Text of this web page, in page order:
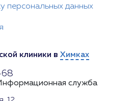
персональных данных
клиники в Химках
68
служба